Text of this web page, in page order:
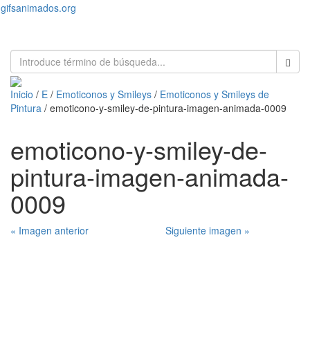
gifsanimados.org
Inicio / E / Emoticonos y Smileys / Emoticonos y Smileys de
Pintura / emoticono-y-smiley-de-pintura-imagen-animada-0009
emoticono-y-smiley-de-
pintura-imagen-animada-
0009
« Imagen anterior Siguiente imagen »